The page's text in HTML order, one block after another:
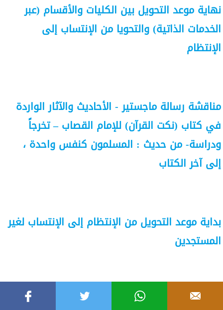
نهاية موعد التحويل بين الكليات والأقسام (عبر
الخدمات الذاتية) والتحويا من الإنتساب إلى
الإنتظام
مناقشة رسالة ماجستير - الأحاديث والآثار الواردة
في كتاب (نكت القرآن) للإمام القصاب – تخرجاً
ودراسة- من حديث : المسلمون كنفس واحدة ،
إلى آخر الكتاب
بداية موعد التحويل من الإنتظام إلى الإنتساب لغير
المستجدين
بداية موعد الإختبارات البديلة والتكميلية عن